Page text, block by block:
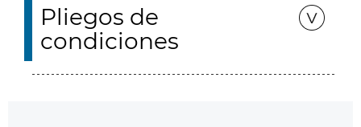
Pliegos de
condiciones